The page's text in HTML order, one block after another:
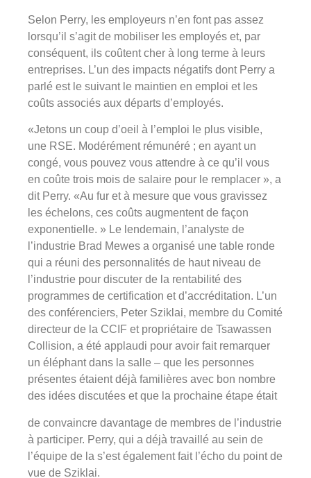
Selon Perry, les employeurs n’en font pas assez
lorsqu’il s’agit de mobiliser les employés et, par
conséquent, ils coûtent cher à long terme à leurs
entreprises. L’un des impacts négatifs dont Perry a
parlé est le suivant le maintien en emploi et les
coûts associés aux départs d’employés.
«Jetons un coup d’oeil à l’emploi le plus visible,
une RSE. Modérément rémunéré ; en ayant un
congé, vous pouvez vous attendre à ce qu’il vous
en coûte trois mois de salaire pour le remplacer », a
dit Perry. «Au fur et à mesure que vous gravissez
les échelons, ces coûts augmentent de façon
exponentielle. » Le lendemain, l’analyste de
l’industrie Brad Mewes a organisé une table ronde
qui a réuni des personnalités de haut niveau de
l’industrie pour discuter de la rentabilité des
programmes de certification et d’accréditation. L’un
des conférenciers, Peter Sziklai, membre du Comité
directeur de la CCIF et propriétaire de Tsawassen
Collision, a été applaudi pour avoir fait remarquer
un éléphant dans la salle – que les personnes
présentes étaient déjà familières avec bon nombre
des idées discutées et que la prochaine étape était
de convaincre davantage de membres de l’industrie
à participer. Perry, qui a déjà travaillé au sein de
l’équipe de la s’est également fait l’écho du point de
vue de Sziklai.